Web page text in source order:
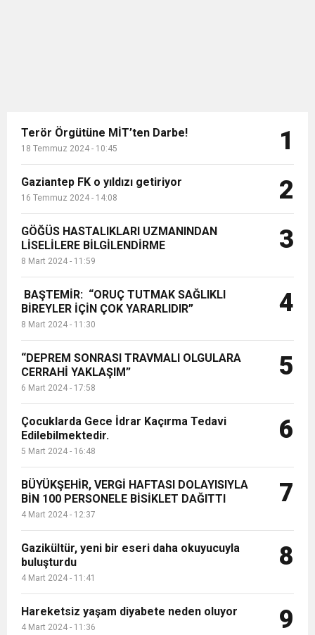
Terör Örgütüne MİT’ten Darbe!
18 Temmuz 2024 - 10:45 1
Gaziantep FK o yıldızı getiriyor
16 Temmuz 2024 - 14:08 2
GÖĞÜS HASTALIKLARI UZMANINDAN
LİSELİLERE BİLGİLENDİRME
8 Mart 2024 - 11:59
3
BAŞTEMİR: “ORUÇ TUTMAK SAĞLIKLI
BİREYLER İÇİN ÇOK YARARLIDIR”
8 Mart 2024 - 11:30
4
“DEPREM SONRASI TRAVMALI OLGULARA
CERRAHİ YAKLAŞIM”
6 Mart 2024 - 17:58
5
Çocuklarda Gece İdrar Kaçırma Tedavi
Edilebilmektedir.
5 Mart 2024 - 16:48
6
BÜYÜKŞEHİR, VERGİ HAFTASI DOLAYISIYLA
BİN 100 PERSONELE BİSİKLET DAĞITTI
4 Mart 2024 - 12:37
7
Gazikültür, yeni bir eseri daha okuyucuyla
buluşturdu
4 Mart 2024 - 11:41
8
Hareketsiz yaşam diyabete neden oluyor
4 Mart 2024 - 11:36 9